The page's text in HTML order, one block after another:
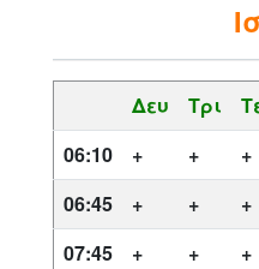
Δευ Τρι
06:10
+ + +
06:45
+ + +
07:45
+ + +